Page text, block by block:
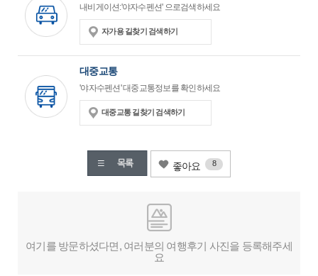
내비게이션:'야자수펜션' 으로검색하세요
자가용 길찾기 검색하기
대중교통
'야자수펜션' 대중교통정보를 확인하세요
대중교통 길찾기 검색하기
좋아요 8
여기를 방문하셨다면, 여러분의 여행후기 사진을 등록해주세
요